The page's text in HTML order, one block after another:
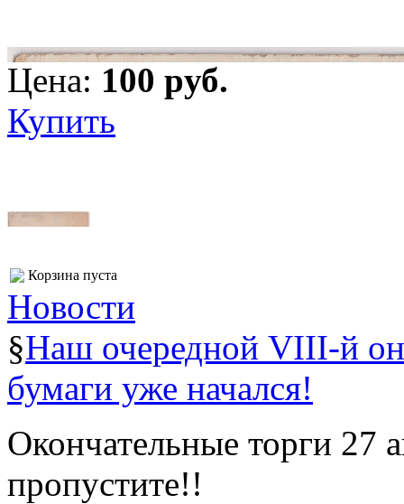
Цена: 100 pуб.
Купить
Корзина пуста
Новости
§Наш очередной VIII-й
бумаги уже начался!
Окончательные торги 27
пропустите!!